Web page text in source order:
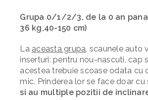
Grupa 0/1/2/3, de la 0 an pana
36 kg,40-150 cm)
La aceasta grupa, scaunele auto
inserturi: pentru nou-nascuti, cap
acestea trebuie scoase odata cu
mic. Prinderea lor se face doar cu
si au multiple pozitii de